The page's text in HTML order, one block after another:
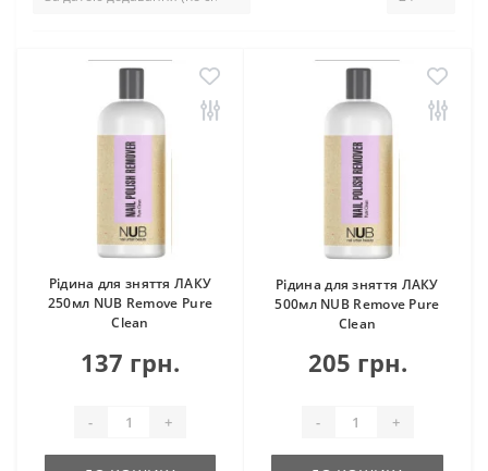
Рідина для зняття ЛАКУ
250мл NUB Remove Pure
Clean
137 грн.
- +
Рідина для зняття ЛАКУ
500мл NUB Remove Pure
Clean
205 грн.
- +